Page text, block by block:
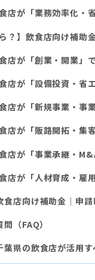
店が「業務効率化・
ら？】飲食店向け補
店が「創業・開業」
店が「設備投資・省
店が「新規事業・事
店が「販路開拓・集
店が「事業承継・
店が「人材育成・雇
食店向け補助金｜申
（FAQ）
葉県の飲食店が活用